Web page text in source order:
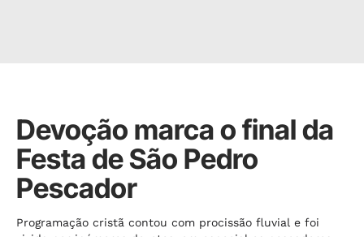
Devoção marca o final da
Festa de São Pedro
Pescador
Programação cristã contou com procissão fluvial e foi